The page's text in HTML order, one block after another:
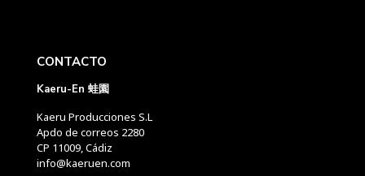
CONTACTO
Kaeru-En 蛙園
Kaeru Producciones S.L
Apdo de correos 2280
CP 11009, Cádiz
info@kaeruen.com